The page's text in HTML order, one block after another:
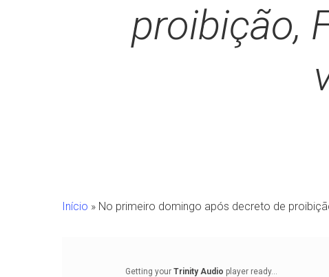
proibição,
Início » No primeiro domingo após decreto de
Getting your Trinity Audio player ready...